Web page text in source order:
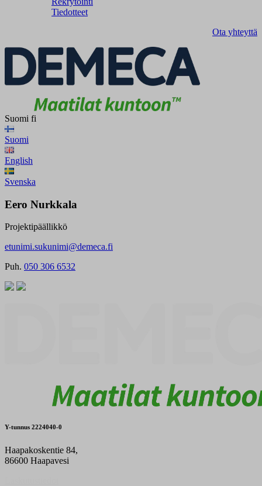
Tiedotteet
Ota yhteyttä
Suomi fi
Suomi
English
Svenska
Eero Nurkkala
Projektipäällikkö
etunimi.sukunimi@demeca.fi
Puh. 050 306 6532
Y-tunnus 2224040-0
Haapakoskentie 84,
86600 Haapavesi